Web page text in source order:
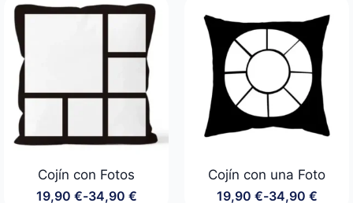
desde
34,90 €
19,90 €
hasta
34,90 €
Cojín con Fotos
19,90 €-34,90 €
Cojín con una Foto
19,90 €-34,90 €